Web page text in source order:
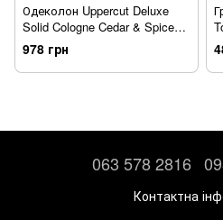
Одеколон Uppercut Deluxe
Solid Cologne Cedar & Spice
15g
978 грн
063 578 2816
Контактна